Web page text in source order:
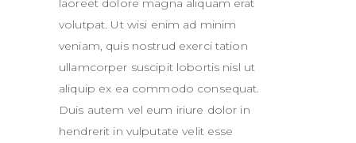
laoreet dolore magna aliquam erat
volutpat. Ut wisi enim ad minim
veniam, quis nostrud exerci tation
ullamcorper suscipit lobortis nisl ut
aliquip ex ea commodo consequat.
Duis autem vel eum iriure dolor in
hendrerit in vulputate velit esse